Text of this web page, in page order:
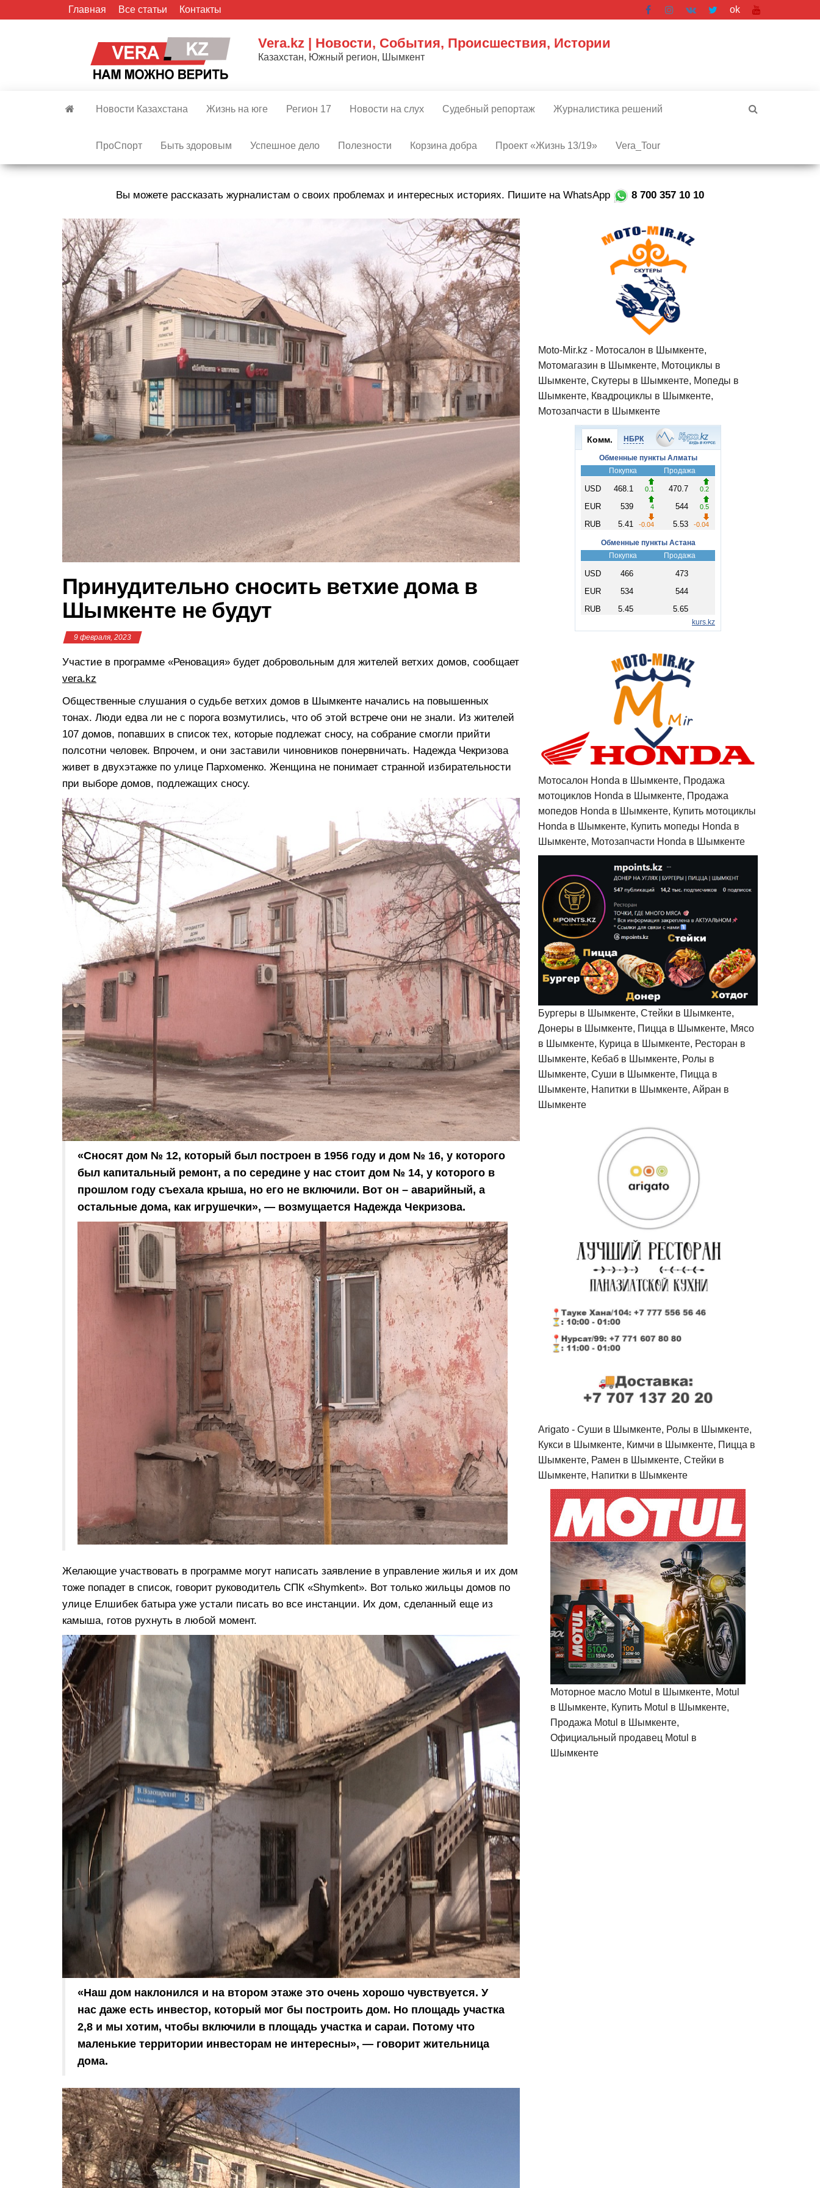
Главная Все статьи Контакты ok
Vera.kz | Новости, События, Происшествия, Истории
Казахстан, Южный регион, Шымкент
Новости Казахстана Жизнь на юге Регион 17 Новости на слух Судебный репортаж Журналистика решений
ПроСпорт Быть здоровым Успешное дело Полезности Корзина добра Проект «Жизнь 13/19» Vera_Tour
Вы можете рассказать журналистам о своих проблемах и интересных историях. Пишите на WhatsApp 8 700 357 10 10
Принудительно сносить ветхие дома в
Шымкенте не будут
9 февраля, 2023
Участие в программе «Реновация» будет добровольным для жителей ветхих домов, сообщает
vera.kz
Общественные слушания о судьбе ветхих домов в Шымкенте начались на повышенных
тонах. Люди едва ли не с порога возмутились, что об этой встрече они не знали. Из жителей
107 домов, попавших в список тех, которые подлежат сносу, на собрание смогли прийти
полсотни человек. Впрочем, и они заставили чиновников понервничать. Надежда Чекризова
живет в двухэтажке по улице Пархоменко. Женщина не понимает странной избирательности
при выборе домов, подлежащих сносу.
«Сносят дом № 12, который был построен в 1956 году и дом № 16, у которого
был капитальный ремонт, а по середине у нас стоит дом № 14, у которого в
прошлом году съехала крыша, но его не включили. Вот он – аварийный, а
остальные дома, как игрушечки», — возмущается Надежда Чекризова.
Желающие участвовать в программе могут написать заявление в управление жилья и их дом
тоже попадет в список, говорит руководитель СПК «Shymkent». Вот только жильцы домов по
улице Елшибек батыра уже устали писать во все инстанции. Их дом, сделанный еще из
камыша, готов рухнуть в любой момент.
«Наш дом наклонился и на втором этаже это очень хорошо чувствуется. У
нас даже есть инвестор, который мог бы построить дом. Но площадь участка
2,8 и мы хотим, чтобы включили в площадь участка и сараи. Потому что
маленькие территории инвесторам не интересны», — говорит жительница
дома.
Moto-Mir.kz - Мотосалон в Шымкенте,
Мотомагазин в Шымкенте, Мотоциклы в
Шымкенте, Скутеры в Шымкенте, Мопеды в
Шымкенте, Квадроциклы в Шымкенте,
Мотозапчасти в Шымкенте
Мотосалон Honda в Шымкенте, Продажа
мотоциклов Honda в Шымкенте, Продажа
мопедов Honda в Шымкенте, Купить мотоциклы
Honda в Шымкенте, Купить мопеды Honda в
Шымкенте, Мотозапчасти Honda в Шымкенте
Бургеры в Шымкенте, Стейки в Шымкенте,
Донеры в Шымкенте, Пицца в Шымкенте, Мясо
в Шымкенте, Курица в Шымкенте, Ресторан в
Шымкенте, Кебаб в Шымкенте, Ролы в
Шымкенте, Суши в Шымкенте, Пицца в
Шымкенте, Напитки в Шымкенте, Айран в
Шымкенте
Arigato - Cуши в Шымкенте, Ролы в Шымкенте,
Кукси в Шымкенте, Кимчи в Шымкенте, Пицца в
Шымкенте, Рамен в Шымкенте, Стейки в
Шымкенте, Напитки в Шымкенте
Моторное масло Motul в Шымкенте, Motul
в Шымкенте, Купить Motul в Шымкенте,
Продажа Motul в Шымкенте,
Официальный продавец Motul в
Шымкенте